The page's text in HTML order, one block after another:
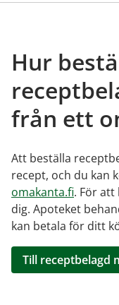
Hur
från ett
Att beställa
recept, och du kan
omakanta.fi. För
dig. Apoteket
kan betala för ditt
Till receptbelagd